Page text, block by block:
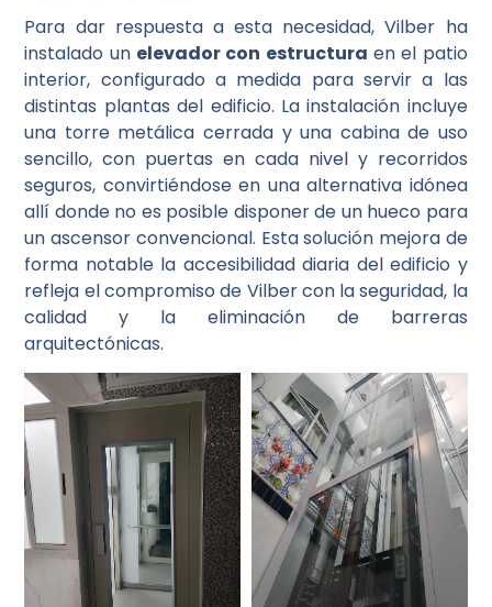
Para dar respuesta a esta necesidad, Vilber ha
instalado un elevador con estructura en el patio
interior, configurado a medida para servir a las
distintas plantas del edificio. La instalación incluye
una torre metálica cerrada y una cabina de uso
sencillo, con puertas en cada nivel y recorridos
seguros, convirtiéndose en una alternativa idónea
allí donde no es posible disponer de un hueco para
un ascensor convencional. Esta solución mejora de
forma notable la accesibilidad diaria del edificio y
refleja el compromiso de Vilber con la seguridad, la
calidad y la eliminación de barreras
arquitectónicas.